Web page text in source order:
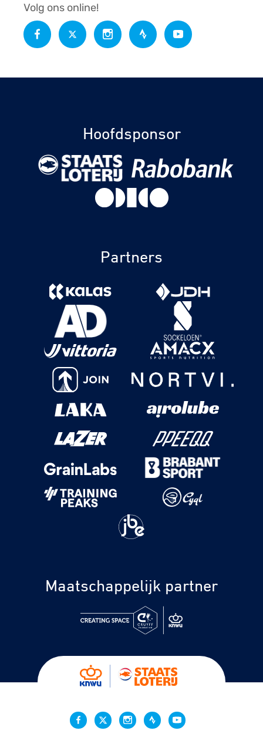
Volg ons online!
Hoofdsponsor
Partners
Maatschappelijk partner